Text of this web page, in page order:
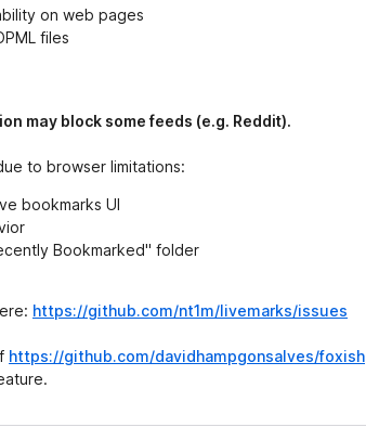
on web pages
files
may block some feeds (e.g. Reddit).
to browser limitations:
bookmarks UI
Bookmarked" folder
https://github.com/nt1m/livemarks/issues
https://github.com/davidhampgonsalves/foxish